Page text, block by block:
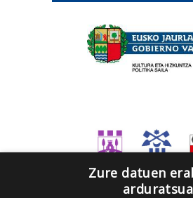
Zure datuen
arduratsua